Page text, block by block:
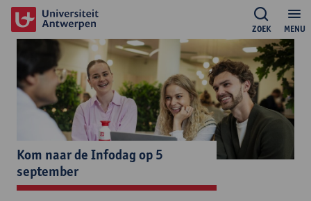
MENU
ZOEK
Kom naar de Infodag op 5
september